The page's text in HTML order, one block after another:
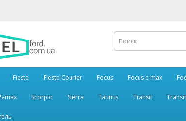
Fiesta Fiesta Courier Focus Focus c-max
S-max Scorpio Sierra Taunus Transit